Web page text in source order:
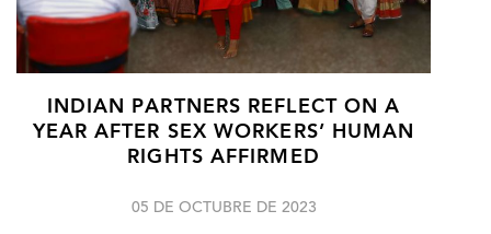
INDIAN PARTNERS REFLECT ON A
YEAR AFTER SEX WORKERS’ HUMAN
RIGHTS AFFIRMED
05 DE OCTUBRE DE 2023